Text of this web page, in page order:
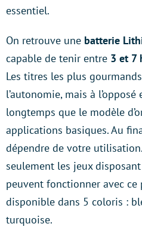
essentiel.
On retrouve une batterie
capable de tenir entre 3 et 7
Les titres les plus
l’autonomie, mais à
longtemps que le modèle
applications basiques. Au
dépendre de votre
seulement les jeux
peuvent fonctionner avec ce
disponible dans 5 coloris :
turquoise.